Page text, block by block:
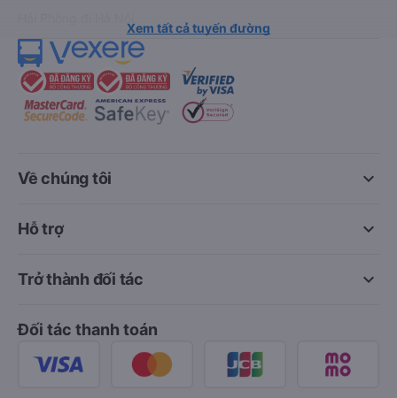
Xem tất cả tuyến đường
keyboard_arrow_down
Về chúng tôi
keyboard_arrow_down
Hỗ trợ
keyboard_arrow_down
Trở thành đối tác
Đối tác thanh toán